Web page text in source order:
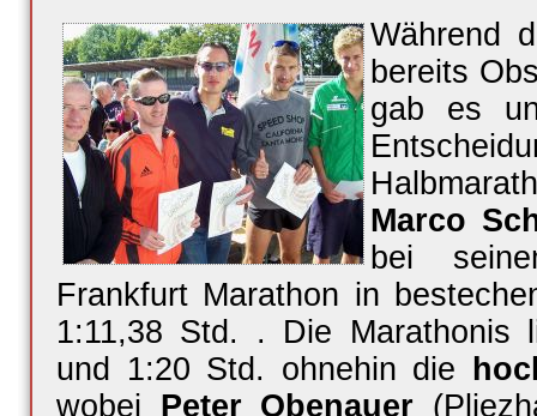
Während
bereits
gab es
Marco
bei
Frankfurt Marathon in
1:11,38 Std. . Die Marathonis
und 1:20 Std. ohnehin die
wobei Peter Obenauer